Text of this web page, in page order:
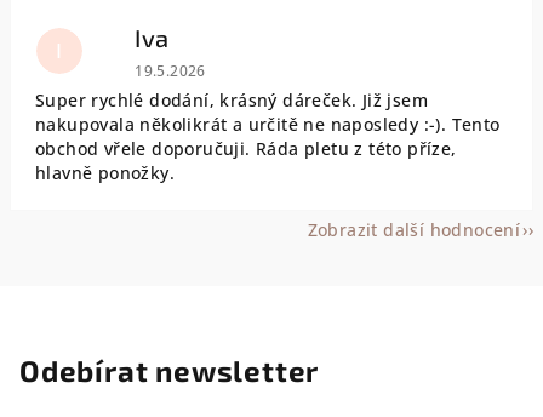
I Iva
Hodnocení obchodu je 5 z 5 hvězdiček.
19.5.2026
Super rychlé dodání, krásný dáreček. Již jsem
nakupovala několikrát a určitě ne naposledy :-). Tento
obchod vřele doporučuji. Ráda pletu z této příze,
hlavně ponožky.
Zobrazit další hodnocení
Odebírat newsletter